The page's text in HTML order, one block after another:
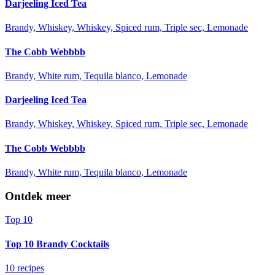
Darjeeling Iced Tea
Brandy, Whiskey, Whiskey, Spiced rum, Triple sec, Lemonade
The Cobb Webbbb
Brandy, White rum, Tequila blanco, Lemonade
Darjeeling Iced Tea
Brandy, Whiskey, Whiskey, Spiced rum, Triple sec, Lemonade
The Cobb Webbbb
Brandy, White rum, Tequila blanco, Lemonade
Ontdek meer
Top 10
Top 10 Brandy Cocktails
10 recipes